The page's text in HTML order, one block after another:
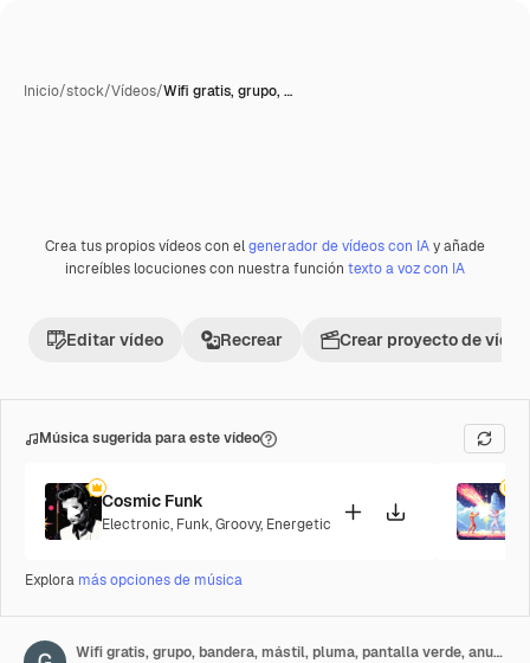
Inicio/stock/Vídeos/Wifi gratis, grupo, …
Premium
Crea tus propios vídeos con elgenerador de vídeos con IAy añade
increíbles locuciones con nuestra función texto a voz con IA
Editar vídeo Recrear Crear proyecto de vídeo
Música sugerida para este vídeo
Cosmic Funk
Electronic, Funk,Groovy, Energetic
Explora más opciones de música
Wifi gratis, grupo, bandera, mástil, pluma, pantalla verde, anuncio, chroma key, animación 3D